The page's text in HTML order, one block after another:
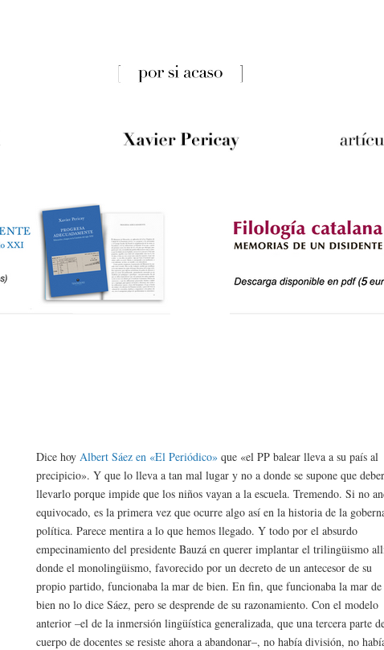
Dice hoyAlbert Sáez en «El Periódico» que «el PP balear lleva a su país al
precipicio». Y que lo lleva a tan mal lugar y no a donde se supone que
llevarlo porque impide que los niños vayan a la escuela. Tremendo. Si no
equivocado, es la primera vez que ocurre algo así en la historia de la
política. Parece mentira a lo que hemos llegado. Y todo por el absurdo
empecinamiento del presidente Bauzá en querer implantar el trilingüismo
donde el monolingüismo, favorecido por un decreto de un antecesor de su
propio partido, funcionaba la mar de bien. En fin, que funcionaba la mar de
bien no lo dice Sáez, pero se desprende de su razonamiento. Con el modelo
anterior –el de la inmersión lingüística generalizada, que una tercera parte
cuerpo de docentes se resiste ahora a abandonar–, no había división, no